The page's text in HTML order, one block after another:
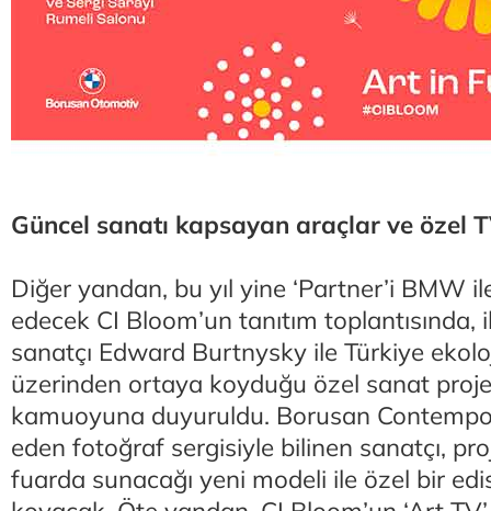
Güncel sanatı kapsayan araçlar ve özel
Diğer yandan, bu yıl yine ‘Partner’i BMW
edecek CI Bloom’un tanıtım toplantısında,
sanatçı Edward Burtnysky ile Türkiye
üzerinden ortaya koyduğu özel sanat
kamuoyuna duyuruldu. Borusan
eden fotoğraf sergisiyle bilinen sanatçı,
fuarda sunacağı yeni modeli ile özel bir